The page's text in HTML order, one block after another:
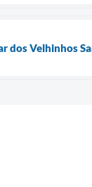
dos Velhinhos